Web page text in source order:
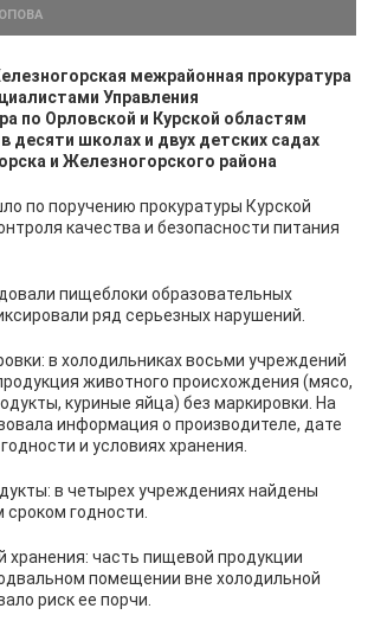
межрайонная прокуратура
Управления
по Орловской и Курской областям
десяти школах и двух детских садах
и Железногорского района
по поручению прокуратуры Курской
качества и безопасности питания
пищеблоки образовательных
ряд серьезных нарушений.
в холодильниках восьми учреждений
животного происхождения (мясо,
куриные яйца) без маркировки. На
информация о производителе, дате
и условиях хранения.
в четырех учреждениях найдены
годности.
хранения: часть пищевой продукции
помещении вне холодильной
риск ее порчи.